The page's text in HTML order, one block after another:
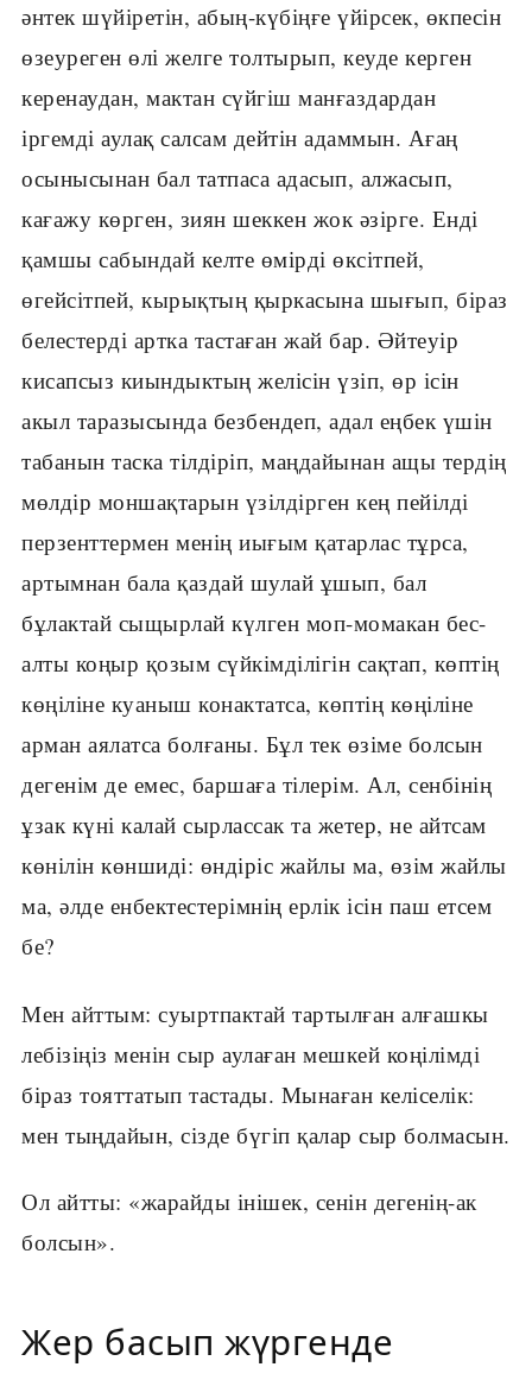
әнтек шүйіретін, абың-күбіңғе үйірсек, өкпесін
өзеуреген өлі желге толтырып, кеуде керген
керенаудан, мактан сүйгіш манғаздардан
іргемді аулақ салсам дейтін адаммын. Ағаң
осынысынан бал татпаса адасып, алжасып,
кағажу көрген, зиян шеккен жок әзірге. Енді
қамшы сабындай келте өмірді өксітпей,
өгейсітпей, кырықтың қыркасына шығып, біраз
белестерді артка тастаған жай бар. Әйтеуір
кисапсыз киындыктың желісін үзіп, өр ісін
акыл таразысында безбендеп, адал еңбек үшін
табанын таска тілдіріп, маңдайынан ащы тердің
мөлдір моншақтарын үзілдірген кең пейілді
перзенттермен менің иығым қатарлас тұрса,
артымнан бала қаздай шулай ұшып, бал
бұлактай сыщырлай күлген моп-момакан бес-
алты коңыр қозым сүйкімділігін сақтап, көптің
көңіліне куаныш конактатса, көптің көңіліне
арман аялатса болғаны. Бұл тек өзіме болсын
дегенім де емес, баршаға тілерім. Ал, сенбінің
ұзак күні калай сырлассак та жетер, не айтсам
көнілін көншиді: өндіріс жайлы ма, өзім жайлы
ма, әлде енбектестерімнің ерлік ісін паш етсем
бе?
Мен айттым: суыртпактай тартылған алғашкы
лебізіңіз менін сыр аулаған мешкей коңілімді
біраз тояттатып тастады. Мынаған келіселік:
мен тыңдайын, сізде бүгіп қалар сыр болмасын.
Ол айтты: «жарайды інішек, сенін дегенің-ак
болсын».
Жер басып жүргенде